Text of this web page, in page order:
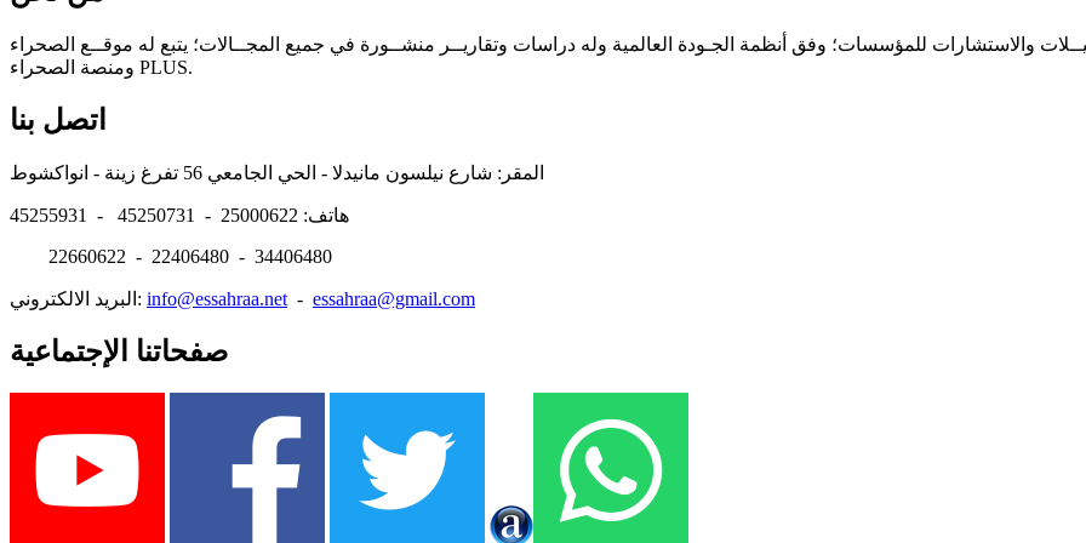
والاستشارات للمؤسسات؛ وفق أنظمة الجـودة العالمية وله دراسات وتقاريــر منشــورة في جميع المجــالات؛ يتبع له موقــع الصحراء
ومنصة الصحراء PLUS.
اتصل بنا
هاتف: 25000622 - 45250731 - 45255931
22660622 - 22406480 - 34406480
البريد الالكتروني: info@essahraa.net - essahraa@gmail.com
صفحاتنا الإجتماعية